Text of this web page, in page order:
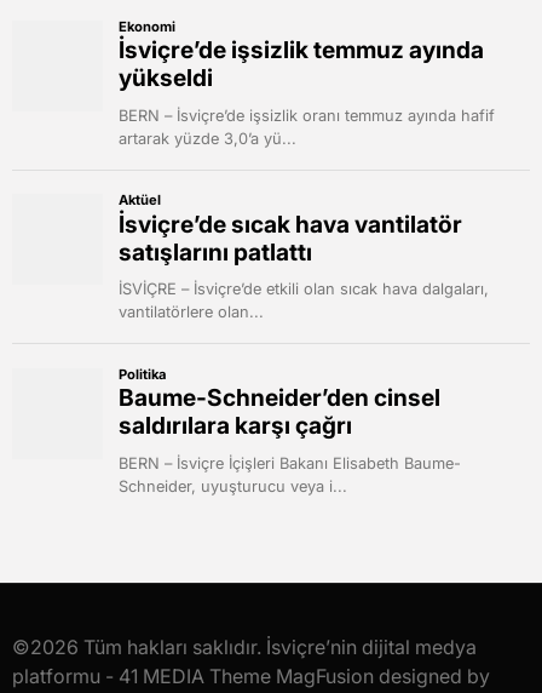
©2026 Tüm hakları saklıdır. İsviçre’nin dijital medya
platformu - 41 MEDIA Theme MagFusion designed by